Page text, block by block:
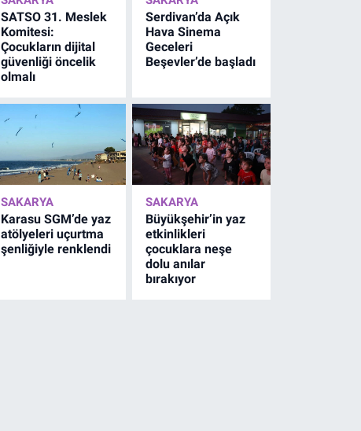
SATSO 31. Meslek
Komitesi:
Çocukların dijital
güvenliği öncelik
olmalı
Serdivan’da Açık
Hava Sinema
Geceleri
Beşevler’de başladı
SAKARYA
Karasu SGM’de yaz
atölyeleri uçurtma
şenliğiyle renklendi
SAKARYA
Büyükşehir’in yaz
etkinlikleri
çocuklara neşe
dolu anılar
bırakıyor